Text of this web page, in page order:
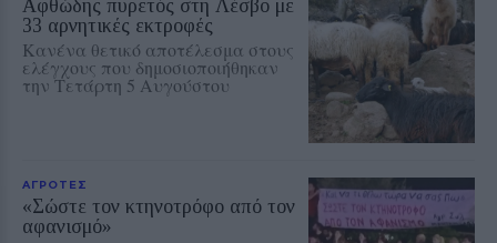
Αφθώδης πυρετός στη Λέσβο με
33 αρνητικές εκτροφές
Κανένα θετικό αποτέλεσμα στους
ελέγχους που δημοσιοποιήθηκαν
την Τετάρτη 5 Αυγούστου
ΑΓΡΟΤΕΣ
«Σώστε τον κτηνοτρόφο από τον
αφανισμό»